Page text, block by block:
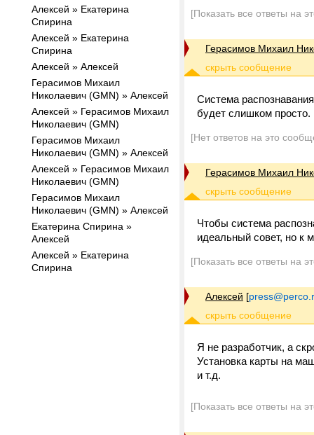
Алексей » Екатерина
Спирина
Алексей » Екатерина
Спирина
Алексей » Алексей
Герасимов Михаил
Николаевич (GMN) » Алексей
Алексей » Герасимов Михаил
Николаевич (GMN)
Герасимов Михаил
Николаевич (GMN) » Алексей
Алексей » Герасимов Михаил
Николаевич (GMN)
Герасимов Михаил
Николаевич (GMN) » Алексей
Екатерина Спирина »
Алексей
Алексей » Екатерина
Спирина
[Показать все ответы на
Герасимов Михаил
Система
будет слишком просто.
[Нет ответов на это
Герасимов Михаил
Чтобы система
идеальный совет, но к
[Показать все ответы на
Алексей [
Я не разработчик, а
Установка карты на
и т.д.
[Показать все ответы на